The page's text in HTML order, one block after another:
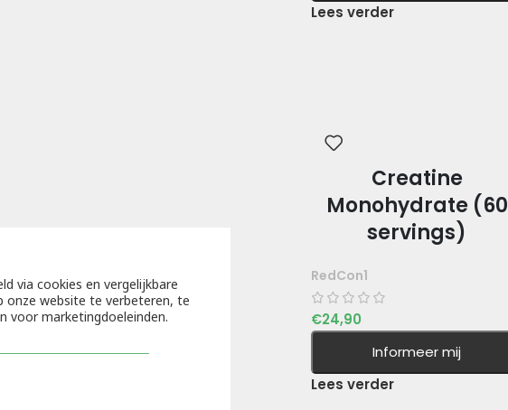
Lees verder
Creatine
Monohydrate (60
servings)
RedCon1
€24,90
Informeer mij
Lees verder
via cookies en vergelijkbare
onze website te verbeteren, te
voor marketingdoeleinden.